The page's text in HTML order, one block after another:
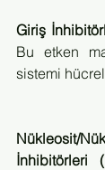
Giriş
Bu etken
sistemi
Nükleosit/
İnhibitörleri